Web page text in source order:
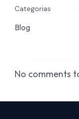
Categorias
Blog
No comments